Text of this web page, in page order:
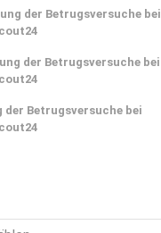
der Betrugsversuche bei
der Betrugsversuche bei
der Betrugsversuche bei